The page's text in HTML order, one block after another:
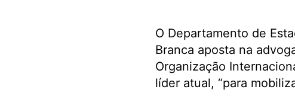
O Departamento de
Branca aposta na
Organização
líder atual, “para